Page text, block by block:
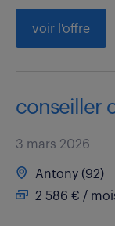
voir l'offre
conseiller
3 mars 2026
Antony (92)
2 586 € /